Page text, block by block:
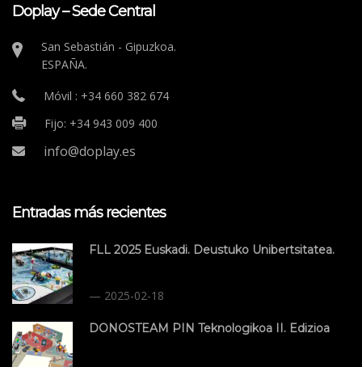
Doplay – Sede Central
San Sebastián - Gipuzkoa.
ESPAÑA.
Móvil : +34 660 382 674
Fijo: +34 943 009 400
info@doplay.es
Entradas más recientes
FLL 2025 Euskadi. Deustuko Unibertsitatea.
2025-02-18
DONOSTEAM PIN Teknologikoa II. Edizioa